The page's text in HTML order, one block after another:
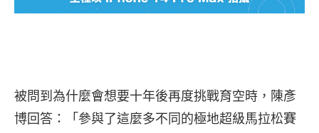
被問到為什麼會想要十年後再度挑戰育空時，陳彥
博回答：「參與了這麼多不同的極地超級馬拉松賽